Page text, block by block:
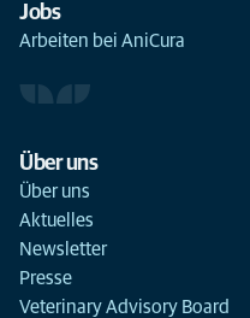
Jobs
Arbeiten bei AniCura
Über uns
Über uns
Aktuelles
Newsletter
Presse
Veterinary Advisory Board